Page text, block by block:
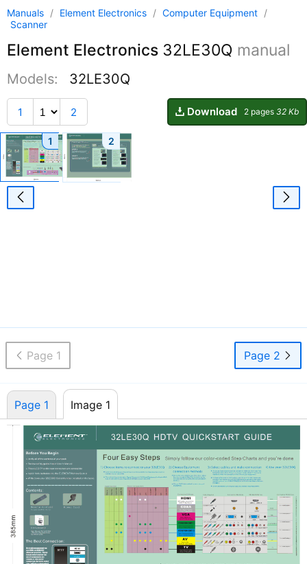
Manuals / Element Electronics / Computer Equipment /
Scanner
Element Electronics 32LE30Q manual
Models: 32LE30Q
1 2 Download 2 pages 32 Kb
1 2
Page 1 Image 1
Page 1 Page 2
Page 1 Image 1